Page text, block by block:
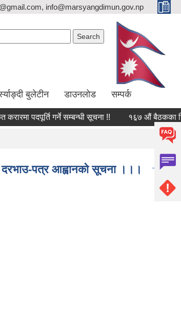
info@marsyangdimun.gov.np
बुलेटीन डाउनलोड सम्पर्क
पदपूर्ति गर्ने सम्बन्धी सूचना !! १६़७ औं बैठकका
दरभाउ-पत्र आह्वानको सूचना ।।।